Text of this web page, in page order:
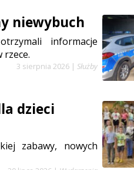
niewybuch
informacje
rzece.
3 sierpnia 2026 | Służby
dzieci
zabawy, nowych